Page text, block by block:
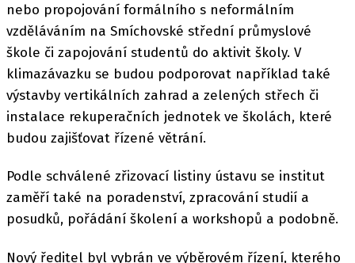
nebo propojování formálního s neformálním
vzděláváním na Smíchovské střední průmyslové
škole či zapojování studentů do aktivit školy. V
klimazávazku se budou podporovat například také
výstavby vertikálních zahrad a zelených střech či
instalace rekuperačních jednotek ve školách, které
budou zajišťovat řízené větrání.
Podle schválené zřizovací listiny ústavu se institut
zaměří také na poradenství, zpracování studií a
posudků, pořádání školení a workshopů a podobně.
Nový ředitel byl vybrán ve výběrovém řízení, kterého